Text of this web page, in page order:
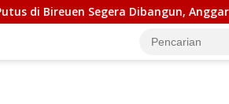
Dibangun, Anggaran Capai 500 M